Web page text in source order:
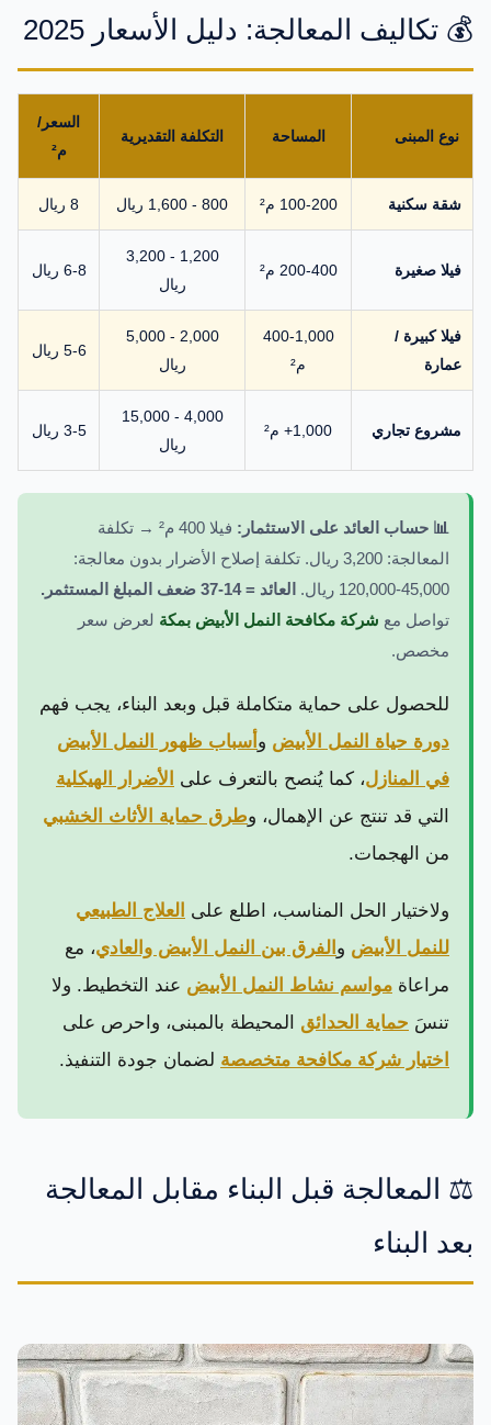
💰 تكاليف المعالجة: دليل الأسعار 2025
نوع المبنى المساحة التكلفة التقديرية
السعر/
م²
شقة سكنية 100-200 م² 800 - 1,600 ريال 8 ريال
فيلا صغيرة 200-400 م²
1,200 - 3,200
ريال
6-8 ريال
فيلا كبيرة /
عمارة
400-1,000
م²
2,000 - 5,000
ريال
5-6 ريال
مشروع تجاري 1,000+ م²
4,000 - 15,000
ريال
3-5 ريال
📊 حساب العائد على الاستثمار:
فيلا 400 م² → تكلفة
المعالجة: 3,200 ريال. تكلفة إصلاح الأضرار بدون معالجة:
45,000-120,000 ريال.
العائد = 14-37 ضعف المبلغ المستثمر.
تواصل مع شركة مكافحة النمل الأبيض بمكة لعرض سعر
مخصص.
للحصول على حماية متكاملة قبل وبعد البناء، يجب فهم
دورة حياة النمل الأبيض و أسباب ظهور النمل الأبيض
في المنازل، كما يُنصح بالتعرف على
الأضرار الهيكلية
التي قد تنتج عن الإهمال، وطرق حماية الأثاث الخشبي
من الهجمات.
ولاختيار الحل المناسب، اطلع على العلاج الطبيعي
للنمل الأبيض و الفرق بين النمل الأبيض والعادي، مع
مراعاة مواسم نشاط النمل الأبيض عند التخطيط. ولا
تنسَ حماية الحدائق المحيطة بالمبنى، واحرص على
اختيار شركة مكافحة متخصصة لضمان جودة التنفيذ.
⚖️ المعالجة قبل البناء مقابل المعالجة
بعد البناء